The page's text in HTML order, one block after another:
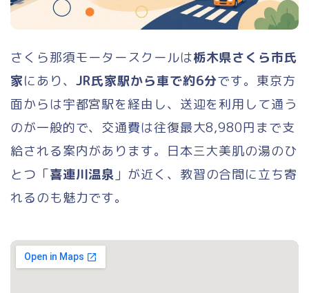
さくら那須モータースクールは栃木県さくら市氏
家にあり、 JR氏家駅から車で約6分です。東京方
面からは宇都宮駅を経由し、送迎を利用して通う
のが一般的で、交通費は往復最大8,980円まで支
給される案内があります。日本三大美肌の湯のひ
とつ「喜連川温泉 」が近く、教習の合間に立ち寄
れるのも魅力です。